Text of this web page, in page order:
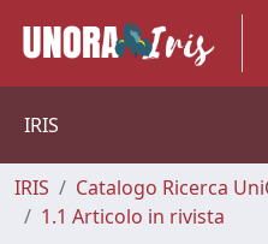
IRIS
IRIS Catalogo Ricerca
1.1 Articolo in rivista